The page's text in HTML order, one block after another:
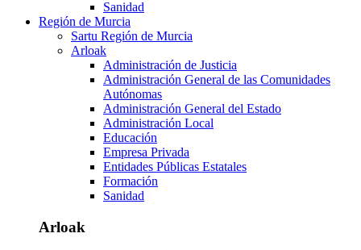
Sanidad
Región de Murcia
Sartu Región de Murcia
Arloak
Administración de Justicia
Administración General de las Comunidades
Autónomas
Administración General del Estado
Administración Local
Educación
Empresa Privada
Entidades Públicas Estatales
Formación
Sanidad
Arloak